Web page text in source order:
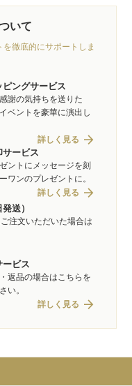
いて
徹底的にサポートしま
ピングサービス
謝の気持ちを送りた
ベントを豪華に演出し
詳しく見る arrow_forward
サービス
ントにメッセージを刻
ワンのプレゼントに。
詳しく見る arrow_forward
送）
注文いただいた場合は
ービス
返品の場合はこちらを
い。
詳しく見る arrow_forward